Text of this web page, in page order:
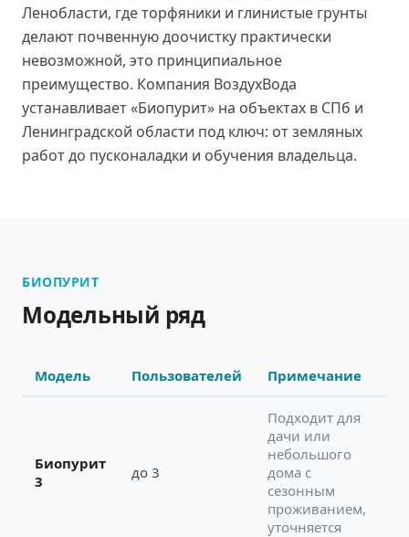
Ленобласти, где торфяники и глинистые грунты
делают почвенную доочистку практически
невозможной, это принципиальное
преимущество. Компания ВоздухВода
устанавливает «Биопурит» на объектах в СПб и
Ленинградской области под ключ: от земляных
работ до пусконаладки и обучения владельца.
БИОПУРИТ
Модельный ряд
Модель Пользователей Примечание
Биопурит
3
до 3
Подходит для
дачи или
небольшого
дома с
сезонным
проживанием,
уточняется